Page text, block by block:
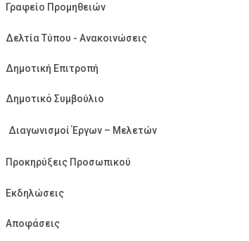
Γραφείο Προμηθειών
Δελτία Τύπου - Ανακοινώσεις
Δημοτική Επιτροπή
Δημοτικό Συμβούλιο
Διαγωνισμοί Έργων – Μελετών
Προκηρύξεις Προσωπικού
Εκδηλώσεις
Αποφάσεις